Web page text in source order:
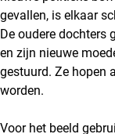
gevallen, is elkaar
De oudere dochters
en zijn nieuwe
gestuurd. Ze hopen
worden.
Voor het beeld